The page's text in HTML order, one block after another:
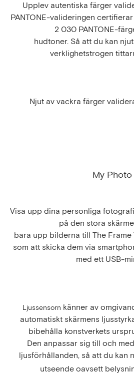
Upplev autentiska färger
PANTONE-valideringen
2 030 PANTONE-
hudtoner. Så att du kan
verklighetstrogen
Njut av vackra färger
My Photo
Visa upp dina personliga
på den stora
bara upp bilderna till The Frame
som att skicka dem via
med ett USB-
Ljussensorn känner av
automatiskt skärmens
bibehålla konstverkets
Den anpassar sig till och
ljusförhållanden, så att du kan
utseende oavsett